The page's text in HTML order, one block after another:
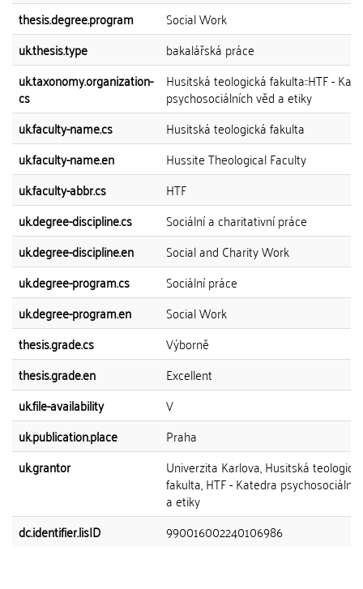
thesis.degree.program
Social Work
uk.thesis.type
bakalářská práce
uk.taxonomy.organization-
cs
Husitská teologická fakulta::HTF -
psychosociálních věd a etiky
uk.faculty-name.cs
Husitská teologická fakulta
uk.faculty-name.en
Hussite Theological Faculty
uk.faculty-abbr.cs
HTF
uk.degree-discipline.cs
Sociální a charitativní práce
uk.degree-discipline.en
Social and Charity Work
uk.degree-program.cs
Sociální práce
uk.degree-program.en
Social Work
thesis.grade.cs
Výborně
thesis.grade.en
Excellent
uk.file-availability
V
uk.publication.place
Praha
uk.grantor
Univerzita Karlova, Husitská
fakulta, HTF - Katedra
a etiky
dc.identifier.lisID
990016002240106986